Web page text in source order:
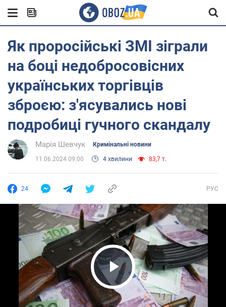
Як проросійські ЗМІ зіграли
на боці недобросовісних
українських торгівців
зброєю: з'ясувались нові
подробиці гучного скандалу
Марія Шевчук Кримінальні новини
11.06.2024 09:00 4 хвилини 83,7 т.
24 РУС
Play Video